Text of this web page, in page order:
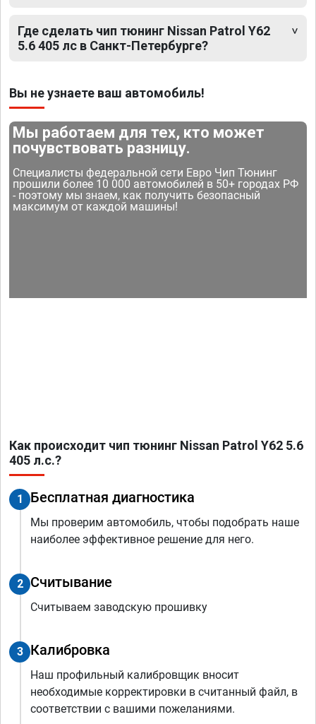
Где сделать чип тюнинг Nissan Patrol Y62
5.6 405 лс в Санкт-Петербурге?
Вы не узнаете ваш автомобиль!
Мы работаем для тех, кто может
почувствовать разницу.
Специалисты федеральной сети Евро Чип Тюнинг
прошили более 10 000 автомобилей в 50+ городах РФ
- поэтому мы знаем, как получить безопасный
максимум от каждой машины!
Как происходит чип тюнинг Nissan Patrol Y62 5.6
405 л.с.?
1 Бесплатная диагностика
Мы проверим автомобиль, чтобы подобрать наше
наиболее эффективное решение для него.
2 Считывание
Считываем заводскую прошивку
3 Калибровка
Наш профильный калибровщик вносит
необходимые корректировки в считанный файл, в
соответствии с вашими пожеланиями.